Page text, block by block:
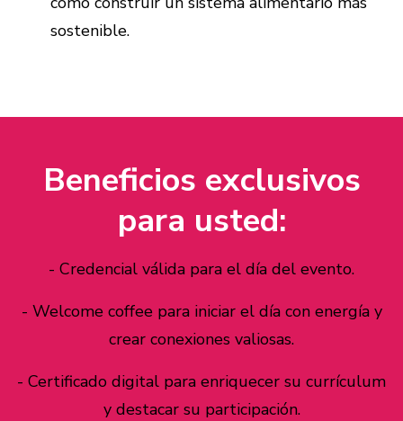
sostenible.
Beneficios exclusivos
para usted:
- Credencial válida para el día del evento.
- Welcome coffee para iniciar el día con energía y
crear conexiones valiosas.
- Certificado digital para enriquecer su currículum
y destacar su participación.